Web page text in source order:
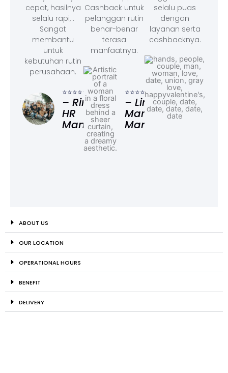
cepat, hasilnya
selalu rapi, .
Sangat
membantu
untuk
kebutuhan rutin
perusahaan.
⭐⭐⭐⭐⭐
– Rina,
HR
Manager
Cashback untuk
pelanggan rutin
benar-benar
terasa
manfaatnya.
⭐⭐⭐⭐⭐
– Linda,
Marketing
Manager
selalu puas
dengan
layanan serta
cashbacknya.
ABOUT US
OUR LOCATION
OPERATIONAL HOURS
BENEFIT
DELIVERY